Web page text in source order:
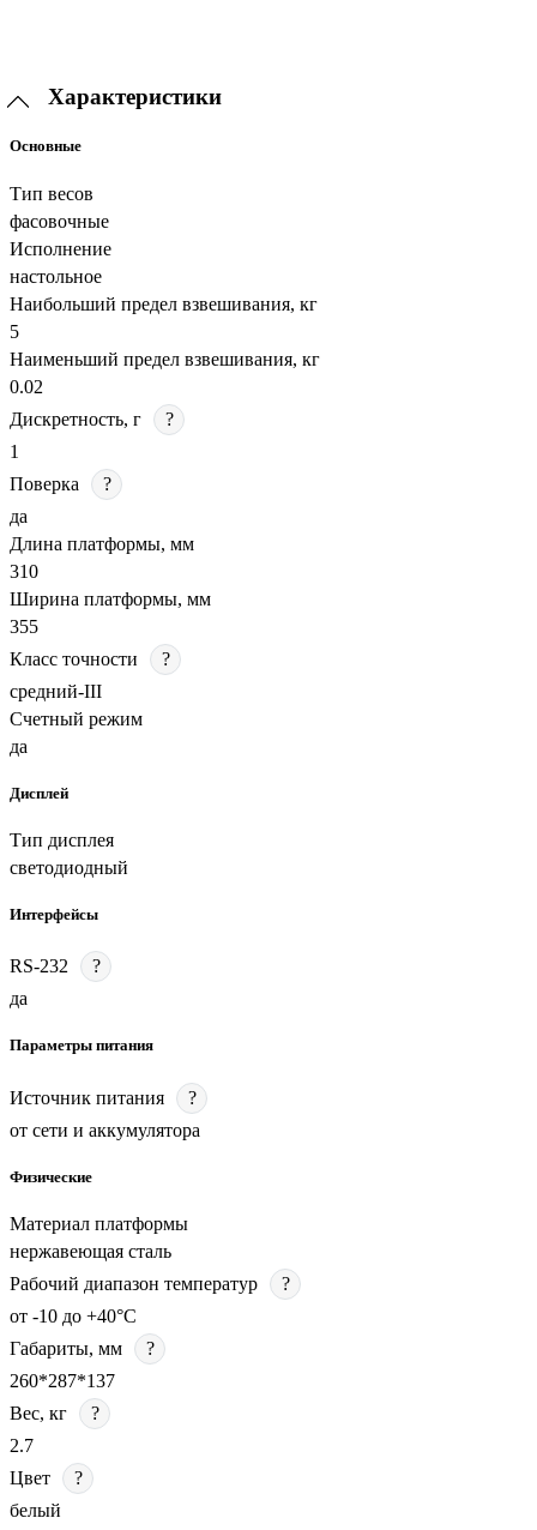
Характеристики
Основные
Тип весов
фасовочные
Исполнение
настольное
Наибольший предел взвешивания, кг
5
Наименьший предел взвешивания, кг
0.02
Дискретность, г
?
1
Поверка
?
да
Длина платформы, мм
310
Ширина платформы, мм
355
Класс точности
?
средний-III
Счетный режим
да
Дисплей
Тип дисплея
светодиодный
Интерфейсы
RS-232
?
да
Параметры питания
Источник питания
?
от сети и аккумулятора
Физические
Материал платформы
нержавеющая сталь
Рабочий диапазон температур
?
от -10 до +40°C
Габариты, мм
?
260*287*137
Вес, кг
?
2.7
Цвет
?
белый